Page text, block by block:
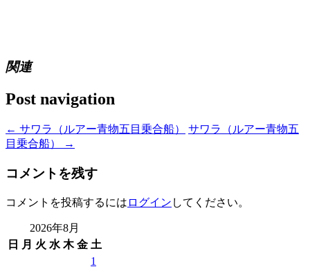
関連
Post navigation
← サワラ（ルアー青物五目乗合船）
サワラ（ルアー青物五
目乗合船）
→
コメントを残す
コメントを投稿するには ログイン してください。
2026年8月
日
月 火 水 木 金 土
1